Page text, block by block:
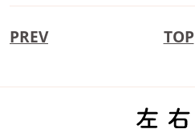
PREV TOP